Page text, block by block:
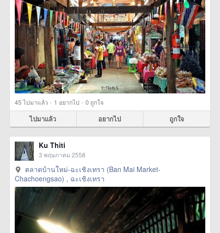
45ไปมาแล้ว · 1 อยากไป · 0 ถูกใจ
ไปมาแล้ว อยากไป ถูกใจ
Ku Thiti
3 พฤษภาคม 2558
ตลาดบ้านใหม่-ฉะเชิงเทรา (Ban Mai Market-
Chachoengsao) , ฉะเชิงเทรา